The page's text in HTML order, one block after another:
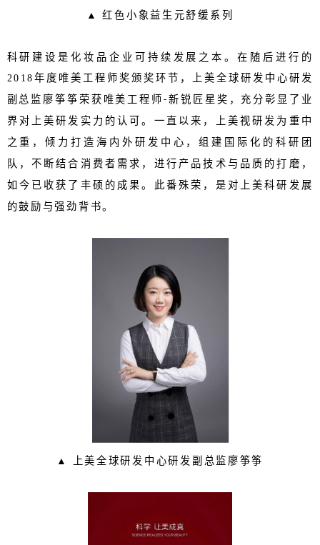
▲ 红色小象益生元舒缓系列
科研建设是化妆品企业可持续发展之本。在随后进行的
2018年度唯美工程师奖颁奖环节，上美全球研发中心研发
副总监廖筝筝荣获唯美工程师 -新锐匠星奖，充分彰显了业
界对上美研发实力的认可。一直以来，上美视研发为重中
之重，倾力打造海内外研发中心，组建国际化的科研团
队，不断结合消费者需求，进行产品技术与品质的打磨，
如今已收获了丰硕的成果。此番殊荣，是对上美科研发展
的鼓励与强劲背书。
▲ 上美全球研发中心研发副总监廖筝筝